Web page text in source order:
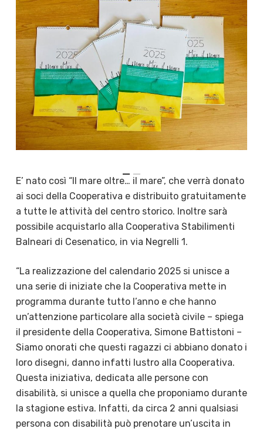
E’ nato così “Il mare oltre… il mare”, che verrà donato
ai soci della Cooperativa e distribuito gratuitamente
a tutte le attività del centro storico. Inoltre sarà
possibile acquistarlo alla Cooperativa Stabilimenti
Balneari di Cesenatico, in via Negrelli 1.
“La realizzazione del calendario 2025 si unisce a
una serie di iniziate che la Cooperativa mette in
programma durante tutto l’anno e che hanno
un’attenzione particolare alla società civile – spiega
il presidente della Cooperativa, Simone Battistoni –
Siamo onorati che questi ragazzi ci abbiano donato i
loro disegni, danno infatti lustro alla Cooperativa.
Questa iniziativa, dedicata alle persone con
disabilità, si unisce a quella che proponiamo durante
la stagione estiva. Infatti, da circa 2 anni qualsiasi
persona con disabilità può prenotare un’uscita in